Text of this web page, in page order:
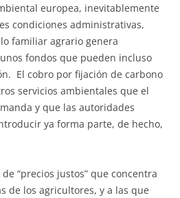
europea, inevitablemente
condiciones administrativas,
familiar agrario genera
fondos que pueden incluso
El cobro por fijación de carbono
servicios ambientales que el
y que las autoridades
ya forma parte, de hecho,
“precios justos” que concentra
de los agricultores, y a las que